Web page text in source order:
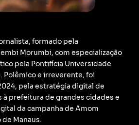
formado pela
Morumbi, com especialização
pela Pontifícia Universidade
Polêmico e irreverente, foi
pela estratégia digital de
prefeitura de grandes cidades e
da campanha de Amom
Manaus.